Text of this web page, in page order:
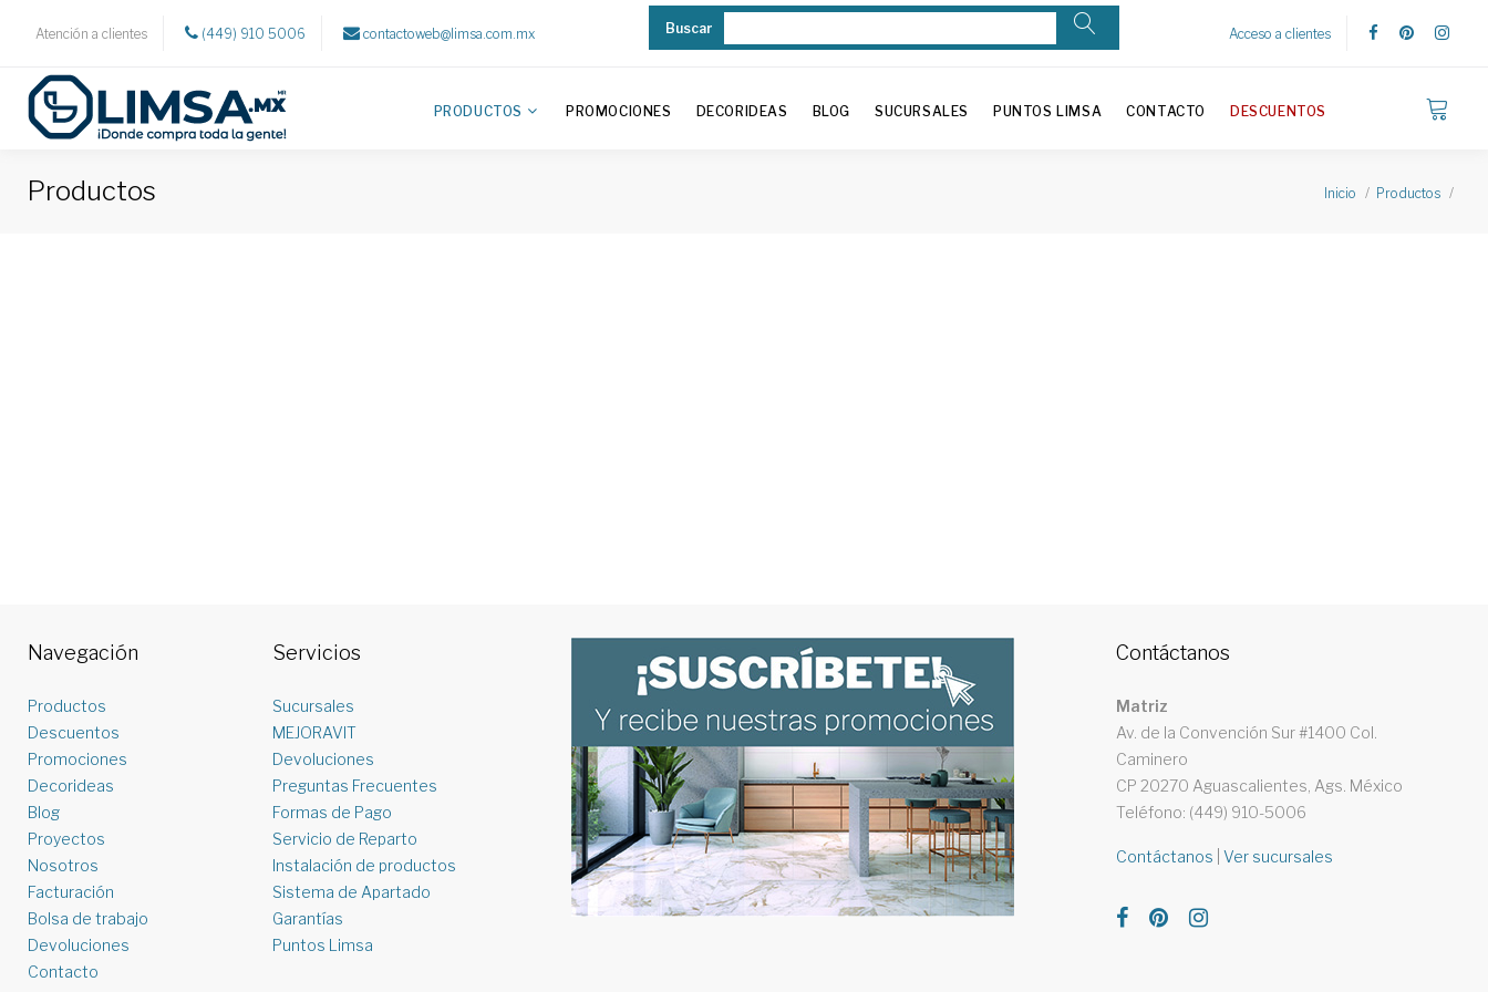
Atención a clientes (449) 910 5006 contactoweb@limsa.com.mx Buscar Acceso a clientes
PRODUCTOS PROMOCIONES DECORIDEAS BLOG SUCURSALES PUNTOS LIMSA CONTACTO DESCUENTOS
Productos Inicio Productos
Navegación
Productos
Descuentos
Promociones
Decorideas
Blog
Proyectos
Nosotros
Facturación
Bolsa de trabajo
Devoluciones
Contacto
Servicios
Sucursales
MEJORAVIT
Devoluciones
Preguntas Frecuentes
Formas de Pago
Servicio de Reparto
Instalación de productos
Sistema de Apartado
Garantías
Puntos Limsa
Contáctanos
Matriz
Av. de la Convención Sur #1400 Col.
Caminero
CP 20270 Aguascalientes, Ags. México
Teléfono: (449) 910-5006
Contáctanos Ver sucursales